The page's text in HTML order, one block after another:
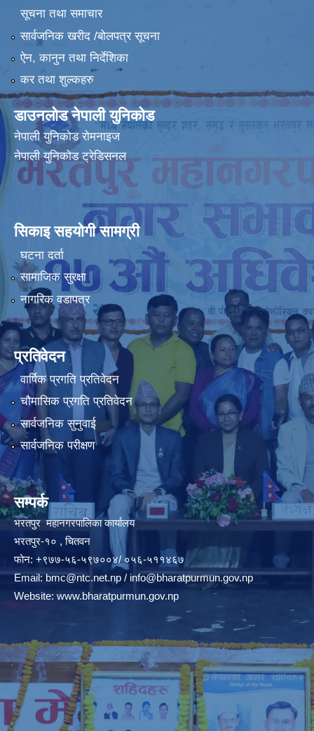
सूचना तथा समाचार
सार्वजनिक खरीद /बोलपत्र सूचना
ऐन, कानुन तथा निर्देशिका
कर तथा शुल्कहरु
डाउनलोड नेपाली युनिकोड
नेपाली युनिकोड रोमनाइज
नेपाली युनिकोड ट्रेडिसनल
सिकाइ सहयोगी सामग्री
घटना दर्ता
सामाजिक सुरक्षा
नागरिक वडापत्र
प्रतिवेदन
वार्षिक प्रगति प्रतिवेदन
चौमासिक प्रगति प्रतिवेदन
सार्वजनिक सुनुवाई
सार्वजनिक परीक्षण
सम्पर्क
भरतपुर महानगरपालिका कार्यालय
भरतपुर-१० , चितवन
फोन: +९७७-५६-५९७००४/ ०५६-५११४६७
Email:bmc@ntc.net.np / info@bharatpurmun.gov.np
Website: www.bharatpurmun.gov.np